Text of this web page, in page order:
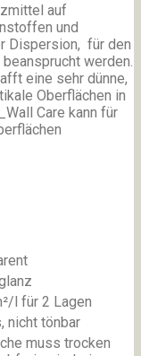
auf
und
Dispersion, für den
werden.
eine sehr dünne,
Oberflächen in
Care kann für
l für 2 Lagen
nicht tönbar
muss trocken